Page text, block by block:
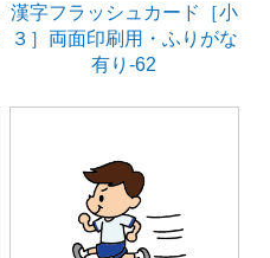
漢字フラッシュカード［小
３］両面印刷用・ふりがな
有り-62